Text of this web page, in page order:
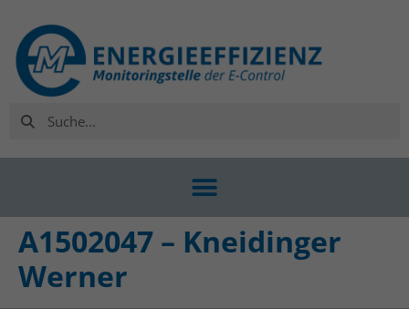
A1502047 – Kneidinger
Werner